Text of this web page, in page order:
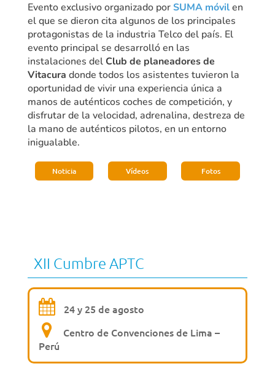
Evento exclusivo organizado porSUMA móvilen
el que se dieron cita algunos de los principales
protagonistas de la industria Telco del país. El
evento principal se desarrolló en las
instalaciones del Club de planeadores de
Vitacura donde todos los asistentes tuvieron la
oportunidad de vivir una experiencia única a
manos de auténticos coches de competición, y
disfrutar de la velocidad, adrenalina, destreza de
la mano de auténticos pilotos, en un entorno
inigualable.
Noticia Vídeos Fotos
XII Cumbre APTC
24 y 25 de agosto
Centro de Convenciones de Lima –
Perú